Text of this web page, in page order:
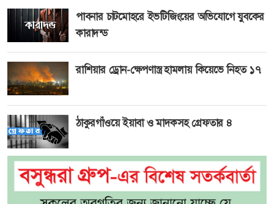
পাবনার চাটমোহরে ইভটিজিংয়ের অভিযোগে যুবকের
কারাদন্ড
রাশিয়ার ড্রোন-ক্ষেপণাস্ত্র হামলায় কিয়েভে নিহত ১৭
ঠাকুরগাঁওয়ে ইয়াবা ও মাদকসহ গ্রেফতার ৪